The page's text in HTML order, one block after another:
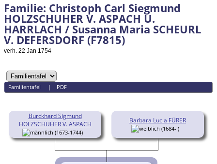
Familie: Christoph Carl Siegmund
HOLZSCHUHER V. ASPACH U.
HARRLACH / Susanna Maria SCHEURL
V. DEFERSDORF (F7815)
verh. 22 Jan 1754
Familientafel | PDF
Burckhard Sigmund
HOLZSCHUHER V. ASPACH
(1673-1744)
Barbara Lucia FÜRER
(1684- )